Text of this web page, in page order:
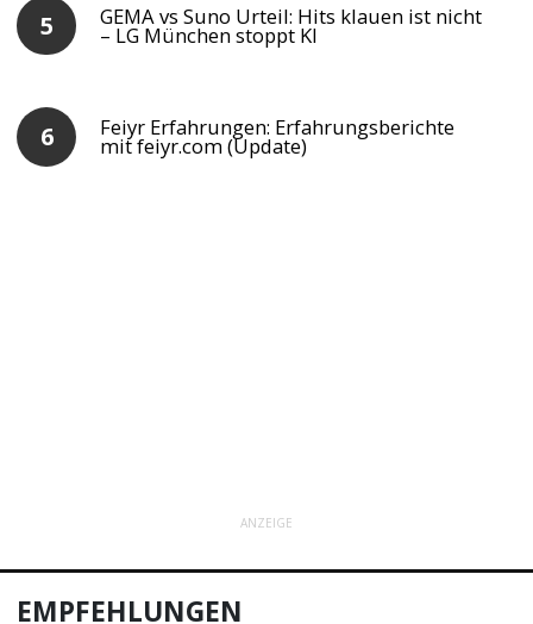
GEMA vs Suno Urteil: Hits klauen ist nicht
– LG München stoppt KI
Feiyr Erfahrungen: Erfahrungsberichte
mit feiyr.com (Update)
ANZEIGE
EMPFEHLUNGEN